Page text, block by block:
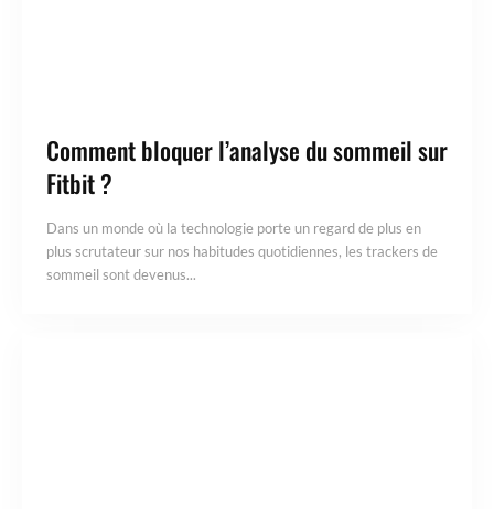
Comment bloquer l’analyse du sommeil sur
Fitbit ?
Dans un monde où la technologie porte un regard de plus en
plus scrutateur sur nos habitudes quotidiennes, les trackers de
sommeil sont devenus...